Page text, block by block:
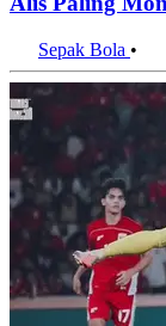
Sepak Bola •